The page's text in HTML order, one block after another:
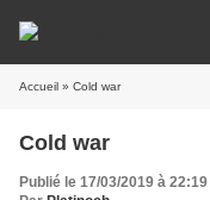
Accueil » Cold war
Cold war
Publié le 17/03/2019 à 22:19